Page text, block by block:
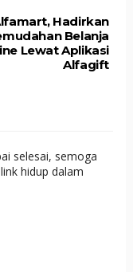
Hadirkan
Belanja
Lewat Aplikasi
Alfagift
selesai, semoga
hidup dalam